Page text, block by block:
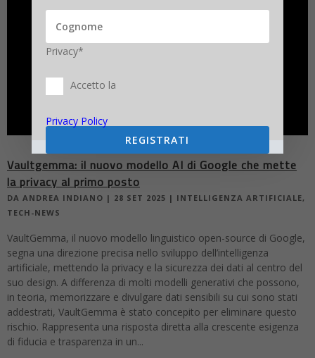
Vaultgemma: il nuovo modello AI di Google che mette
la privacy al primo posto
DA ANDREA INDIANO | 28 SET 2025 | INTELLIGENZA ARTIFICIALE,
TECH-NEWS
VaultGemma, il nuovo modello linguistico open-source di Google,
segna una direzione precisa nello sviluppo dell’intelligenza
artificiale, mettendo la privacy e la sicurezza dei dati al centro del
suo design. A differenza di molti modelli generativi che possono,
in teoria, memorizzare e divulgare dati sensibili su cui sono stati
addestrati, VaultGemma è stato concepito per eliminare questo
rischio. Rappresenta una risposta diretta alla crescente esigenza
di fiducia e trasparenza in un...
Privacy*
Accetto la
Privacy Policy
REGISTRATI